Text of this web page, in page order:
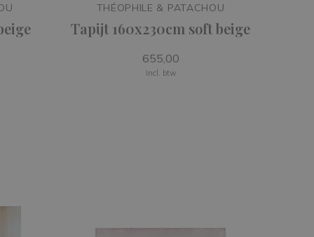
THÉOPHILE & PATACHOU
Tapijt 160x230cm soft beige
655,00
Incl. btw